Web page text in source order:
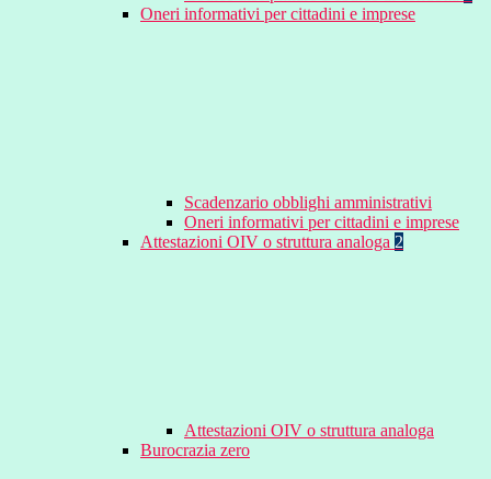
Oneri informativi per cittadini e imprese
Scadenzario obblighi amministrativi
Oneri informativi per cittadini e imprese
Attestazioni OIV o struttura analoga 2
Attestazioni OIV o struttura analoga
Burocrazia zero